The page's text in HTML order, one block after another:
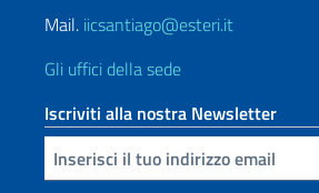
Mail. iicsantiago@esteri.it
Gli uffici della sede
Iscriviti alla nostra Newsletter
Inserisci la tua email